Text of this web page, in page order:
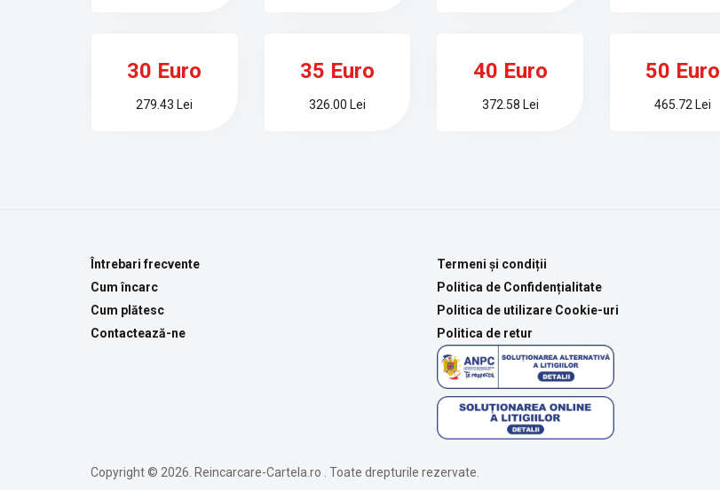
30 Euro
279.43 Lei
35 Euro
326.00 Lei
40 Euro
372.58 Lei
50 Euro
465.72 Lei
Întrebari frecvente
Cum încarc
Cum plătesc
Contactează-ne
Termeni și condiții
Politica de Confidențialitate
Politica de utilizare Cookie-uri
Politica de retur
Copyright © 2026. Reincarcare-Cartela.ro . Toate drepturile rezervate.